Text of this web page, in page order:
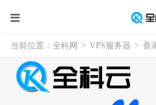
当前位置： 全科网 > VPS服务器 > 香